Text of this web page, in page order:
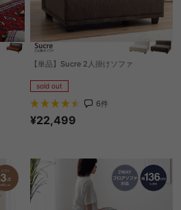
【単品】Sucre 2人掛けソファ
sold out
6件
¥22,499